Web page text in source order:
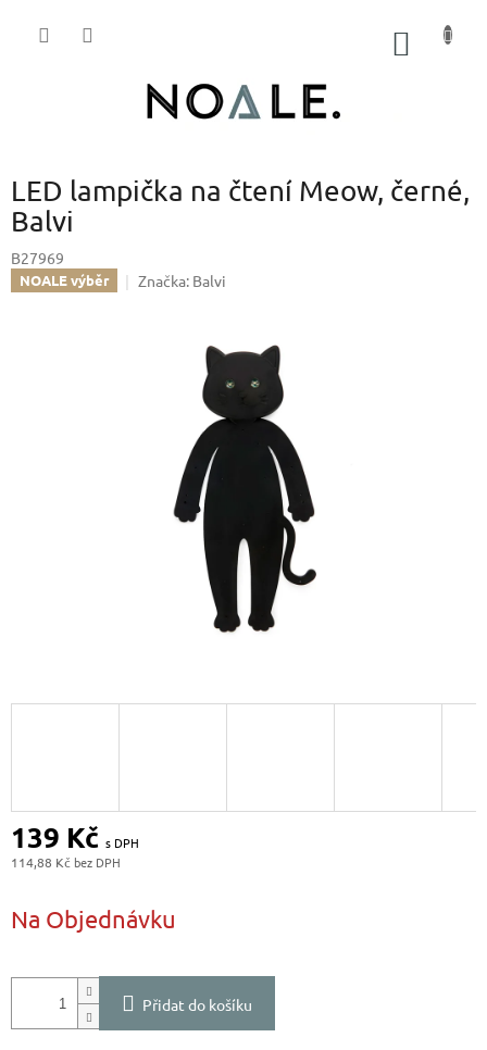
LED lampička na čtení Meow, černé,
Balvi
B27969
NOALE výběr Značka: Balvi
139 Kč
114,88 Kč
cena:
Na Objednávku
Přidat do košíku